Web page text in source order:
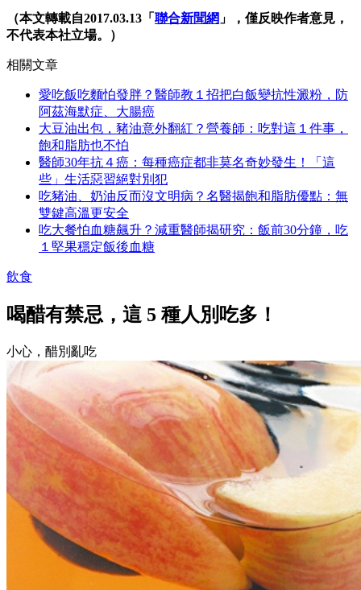
（本文轉載自2017.03.13「 聯合新聞網 」，僅反映作者意見，
不代表本社立場。）
相關文章
愛吃飯吃麵怕發胖？醫師教１招把白飯變抗性澱粉，防
阿茲海默症、大腸癌
大豆油出包，豬油意外翻紅？營養師：吃對這１件事，
飽和脂肪也不怕
醫師30年抗４癌：每種癌症都非莫名奇妙發生！「這
些」生活惡習絕對別犯
吃豬油、奶油反而沒文明病？名醫揭飽和脂肪優點：無
雙鍵高溫更安全
吃大餐怕血糖飆升？減重醫師揭研究：飯前30分鐘，吃
１堅果穩定飯後血糖
飲食
喝醋有禁忌，這 5 種人別吃多！
小心，醋別亂吃